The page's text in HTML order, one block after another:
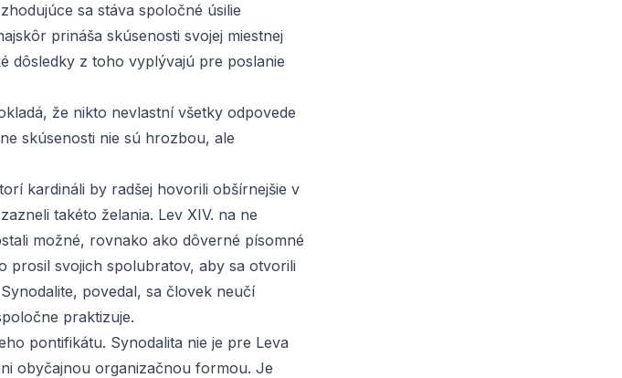
sa stáva spoločné úsilie
prináša skúsenosti svojej miestnej
dôsledky z toho vyplývajú pre poslanie
že nikto nevlastní všetky odpovede
skúsenosti nie sú hrozbou, ale
kardináli by radšej hovorili obšírnejšie v
takéto želania. Lev XIV. na ne
možné, rovnako ako dôverné písomné
prosil svojich spolubratov, aby sa otvorili
povedal, sa človek neučí
praktizuje.
pontifikátu. Synodalita nie je pre Leva
obyčajnou organizačnou formou. Je